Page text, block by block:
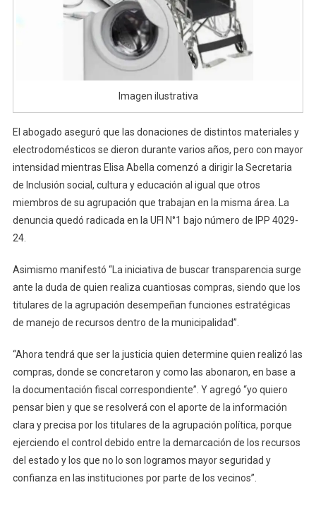
Imagen ilustrativa
El abogado aseguró que las donaciones de distintos materiales y
electrodomésticos se dieron durante varios años, pero con mayor
intensidad mientras Elisa Abella comenzó a dirigir la Secretaria
de Inclusión social, cultura y educación al igual que otros
miembros de su agrupación que trabajan en la misma área. La
denuncia quedó radicada en la UFI N°1 bajo número de IPP 4029-
24.
Asimismo manifestó “La iniciativa de buscar transparencia surge
ante la duda de quien realiza cuantiosas compras, siendo que los
titulares de la agrupación desempeñan funciones estratégicas
de manejo de recursos dentro de la municipalidad”.
“Ahora tendrá que ser la justicia quien determine quien realizó las
compras, donde se concretaron y como las abonaron, en base a
la documentación fiscal correspondiente”. Y agregó “yo quiero
pensar bien y que se resolverá con el aporte de la información
clara y precisa por los titulares de la agrupación política, porque
ejerciendo el control debido entre la demarcación de los recursos
del estado y los que no lo son logramos mayor seguridad y
confianza en las instituciones por parte de los vecinos”.